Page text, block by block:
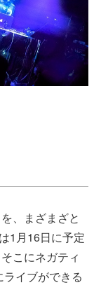
、まざまざと
1月16日に予定
こにネガティ
イブができる